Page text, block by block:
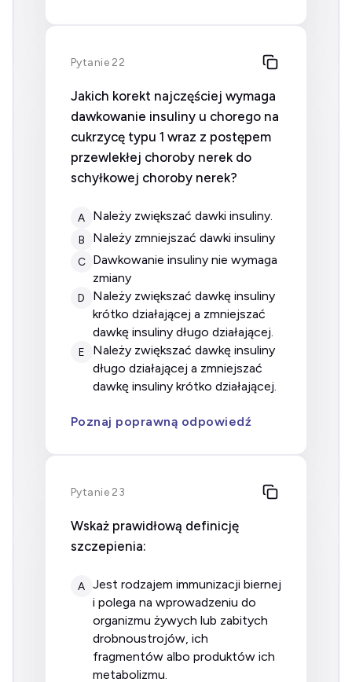
Pytanie 22
Jakich korekt najczęściej wymaga
dawkowanie insuliny u chorego na
cukrzycę typu 1 wraz z postępem
przewlekłej choroby nerek do
schyłkowej choroby nerek?
A należy zwiększać dawki insuliny.
B należy zmniejszać dawki insuliny
C
dawkowanie insuliny nie wymaga
zmiany
D
należy zwiększać dawkę insuliny
krótko działającej a zmniejszać
dawkę insuliny długo działającej.
E
należy zwiększać dawkę insuliny
długo działającej a zmniejszać
dawkę insuliny krótko działającej.
Poznaj poprawną odpowiedź
Pytanie 23
Wskaż prawidłową definicję
szczepienia:
A
jest rodzajem immunizacji biernej
i polega na wprowadzeniu do
organizmu żywych lub zabitych
drobnoustrojów, ich
fragmentów albo produktów ich
metabolizmu.